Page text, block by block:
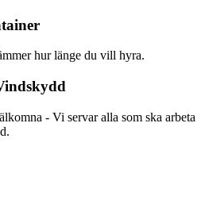
hur länge du vill hyra.
- Vi servar alla som ska arbeta